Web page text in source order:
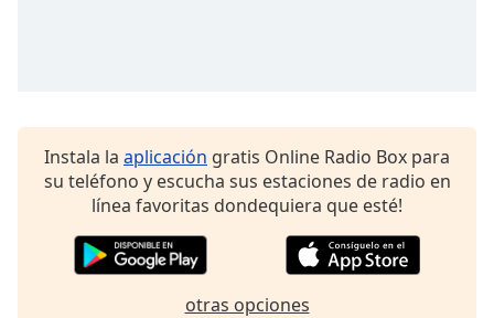
Instala la aplicación gratis Online Radio Box para
su teléfono y escucha sus estaciones de radio en
línea favoritas dondequiera que esté!
otras opciones